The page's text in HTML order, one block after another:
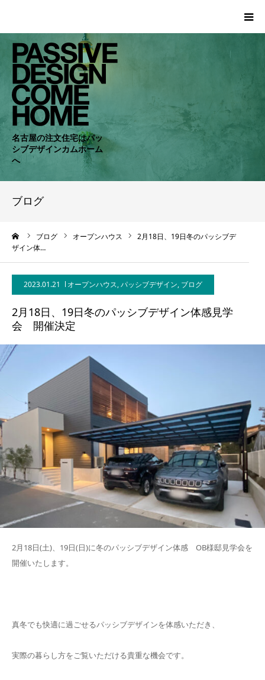
名古屋の注文住宅はパッ
シブデザインカムホーム
へ
ブログ
ブログ オープンハウス
2月18日、19日冬のパッシブデ
ザイン体…
2023.01.21 オープンハウス,パッシブデザイン, ブログ
2月18日、19日冬のパッシブデザイン体感見学
会 開催決定
2月18日(土)、19日(日)に冬のパッシブデザイン体感 OB様邸見学会を
開催いたします。
真冬でも快適に過ごせるパッシブデザインを体感いただき、
実際の暮らし方をご覧いただける貴重な機会です。
HOME
WORKS
COMPANY
CONCEPT
NEWS
BLOG
CONTACT